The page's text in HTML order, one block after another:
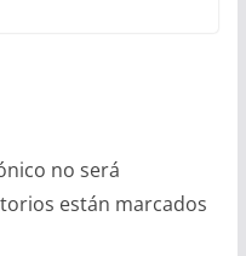
no será
están marcados